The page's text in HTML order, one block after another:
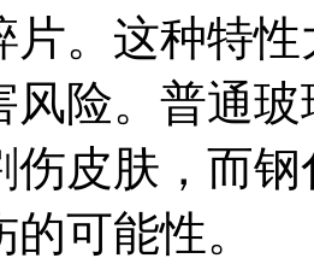
片。这种特
风险。普通
伤皮肤，而
可能性。